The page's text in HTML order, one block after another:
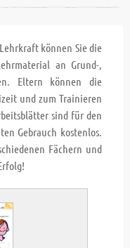
können Sie die
an Grund-,
Eltern können die
und zum Trainieren
sind für den
Gebrauch kostenlos.
Fächern und